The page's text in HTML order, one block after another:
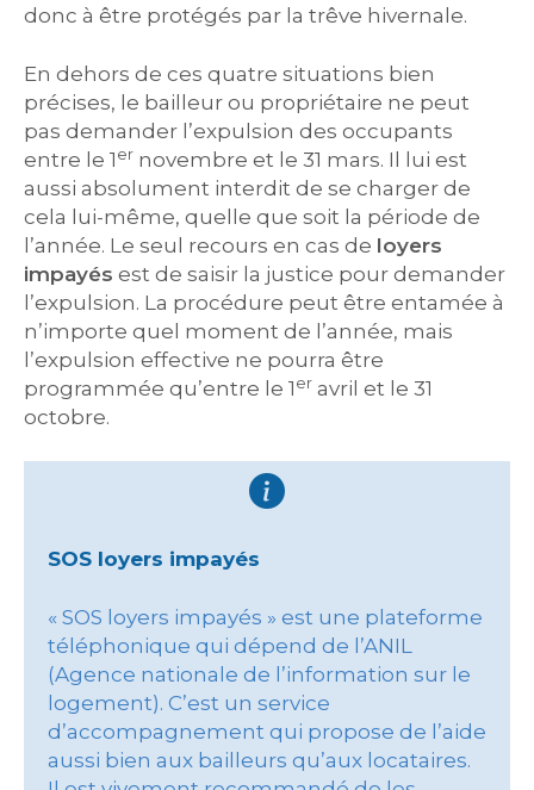
donc à être protégés par la trêve hivernale.
En dehors de ces quatre situations bien
précises, le bailleur ou propriétaire ne peut
pas demander l’expulsion des occupants
entre le 1 er novembre et le 31 mars. Il lui est
aussi absolument interdit de se charger de
cela lui-même, quelle que soit la période de
l’année. Le seul recours en cas de loyers
impayés est de saisir la justice pour demander
l’expulsion. La procédure peut être entamée à
n’importe quel moment de l’année, mais
l’expulsion effective ne pourra être
programmée qu’entre le 1 er avril et le 31
octobre.
SOS loyers impayés
« SOS loyers impayés » est une plateforme
téléphonique qui dépend de l’ANIL
(Agence nationale de l’information sur le
logement). C’est un service
d’accompagnement qui propose de l’aide
aussi bien aux bailleurs qu’aux locataires.